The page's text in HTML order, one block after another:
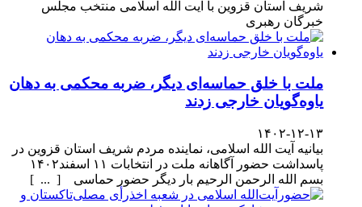
شریف استان قزوین با آیت الله اسلامی منتخب مجلس
خبرگان رهبری
ملت با خلق حماسه‌ای دیگر، ضربه محکمی به دهان
یاوه‌گویان خارجی زدند
۱۴۰۲-۱۲-۱۳
بیانیه آیت الله اسلامی، نماینده مردم شریف استان قزوین در
پاسداشت حضور آگاهانه ملت در انتخابات ۱۱ اسفند۱۴۰۲
بسم الله الرحمن الرحیم بار دیگر حضور حماسی [ ... ]